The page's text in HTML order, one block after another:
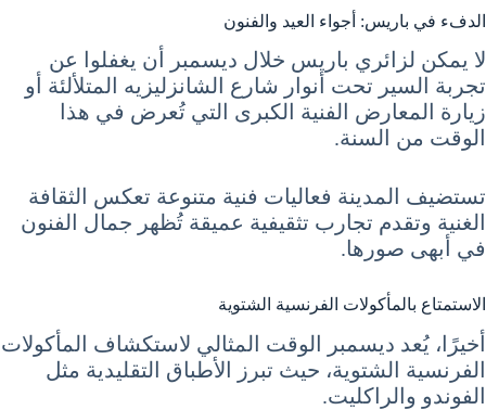
الدفء في باريس: أجواء العيد والفنون
لا يمكن لزائري باريس خلال ديسمبر أن يغفلوا عن
تجربة السير تحت أنوار شارع الشانزليزيه المتلألئة أو
زيارة المعارض الفنية الكبرى التي تُعرض في هذا
الوقت من السنة.
تستضيف المدينة فعاليات فنية متنوعة تعكس الثقافة
الغنية وتقدم تجارب تثقيفية عميقة تُظهر جمال الفنون
في أبهى صورها.
الاستمتاع بالمأكولات الفرنسية الشتوية
أخيرًا، يُعد ديسمبر الوقت المثالي لاستكشاف المأكولات
الفرنسية الشتوية، حيث تبرز الأطباق التقليدية مثل
الفوندو والراكليت.